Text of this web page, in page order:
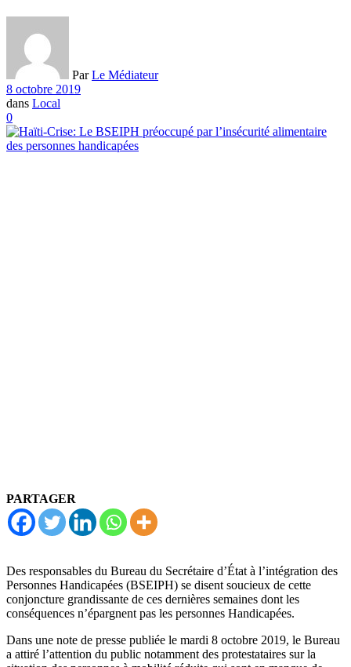
Par Le Médiateur
8 octobre 2019
dans Local
0
PARTAGER
Des responsables du Bureau du Secrétaire d’État à l’intégration des
Personnes Handicapées (BSEIPH) se disent soucieux de cette
conjoncture grandissante de ces dernières semaines dont les
conséquences n’épargnent pas les personnes Handicapées.
Dans une note de presse publiée le mardi 8 octobre 2019, le Bureau
a attiré l’attention du public notamment des protestataires sur la